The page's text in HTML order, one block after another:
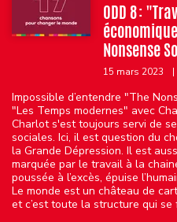
ODD 8 :
Nonsense
15 mars 2023 |
Impossible d’entendre "The
"Les Temps modernes" avec
Charlot s'est toujours servi de
sociales. Ici, il est question du
la Grande Dépression. Il est
marquée par le travail à la
poussée à l’excès, épuise
Le monde est un château de
et c’est toute la structure qui se